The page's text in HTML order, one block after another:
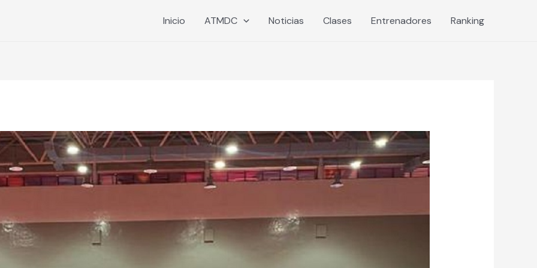
Inicio ATMDC Noticias Clases Entrenadores Ranking